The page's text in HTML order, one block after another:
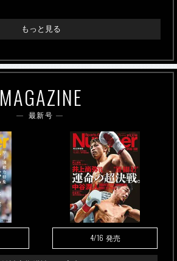
もっと見る
MAGAZINE
最新号
4/16 発売